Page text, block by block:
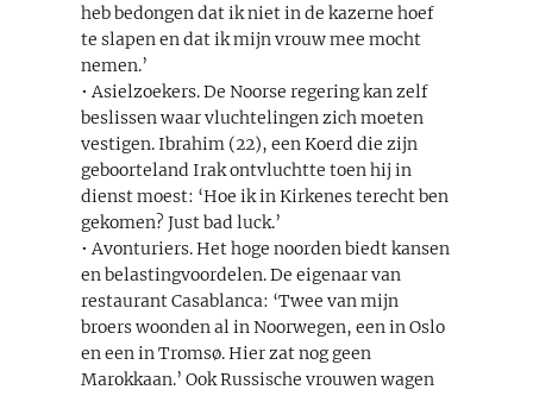
heb bedongen dat ik niet in de kazerne hoef
te slapen en dat ik mijn vrouw mee mocht
nemen.’
• Asielzoekers. De Noorse regering kan zelf
beslissen waar vluchtelingen zich moeten
vestigen. Ibrahim (22), een Koerd die zijn
geboorteland Irak ontvluchtte toen hij in
dienst moest: ‘Hoe ik in Kirkenes terecht ben
gekomen? Just bad luck.’
• Avonturiers. Het hoge noorden biedt kansen
en belastingvoordelen. De eigenaar van
restaurant Casablanca: ‘Twee van mijn
broers woonden al in Noorwegen, een in Oslo
en een in Tromsø. Hier zat nog geen
Marokkaan.’ Ook Russische vrouwen wagen